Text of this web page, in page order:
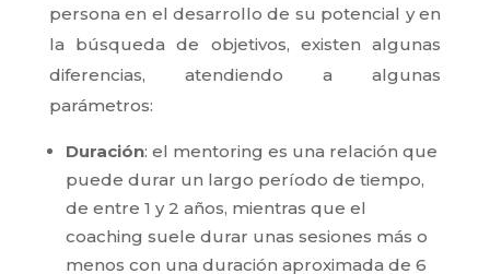
persona en el desarrollo de su potencial y en
la búsqueda de objetivos, existen algunas
diferencias, atendiendo a algunas
parámetros:
Duración: el mentoring es una relación que
puede durar un largo período de tiempo,
de entre 1 y 2 años, mientras que el
coaching suele durar unas sesiones más o
menos con una duración aproximada de 6